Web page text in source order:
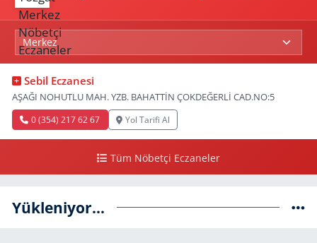
Sebil Eczanesi
AŞAĞI NOHUTLU MAH. YZB. BAHATTİN ÇOKDEĞERLİ CAD.NO:5
0 (354) 217 62 67 Yol Tarifi Al
Tüm Nöbetçi Eczaneler
Yükleniyor...